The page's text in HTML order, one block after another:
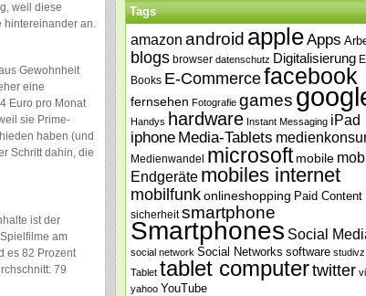
weil diese
hintereinander an.
Gewohnheit
eine
Euro pro Monat
sie Prime-
haben (und
Schritt dahin, die
ist der
am
es 82 Prozent
79
Tags
amazon android appleApps
blogs browser datenschutz Digitalisierung
Books E-Commercefacebook
fernsehen Fotografie games
Handys hardware Instant Messaging iPad
iphone Media-Tablets
Medienwandel microsoft mobile
Endgeräte mobiles internet
mobilfunkonlineshopping Paid Content
sicherheit smartphone
Smartphones Social
social network Social Networks software studivz
Tablet tablet computertwitter
yahoo YouTube